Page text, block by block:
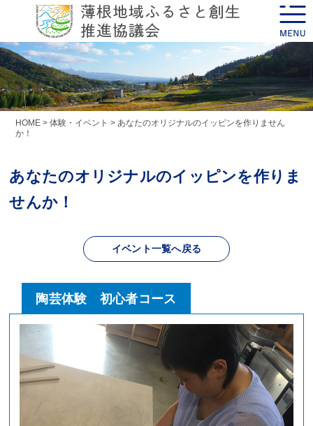
toggle
HOME >体験・イベント > あなたのオリジナルのイッピンを作りません
か！
あなたのオリジナルのイッピンを作りま
せんか！
イベント一覧へ戻る
陶芸体験 初心者コース